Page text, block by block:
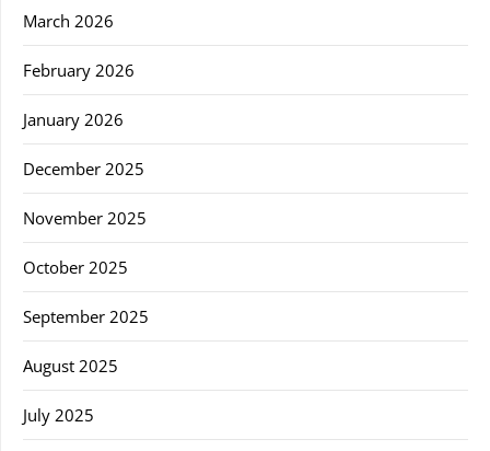
March 2026
February 2026
January 2026
December 2025
November 2025
October 2025
September 2025
August 2025
July 2025